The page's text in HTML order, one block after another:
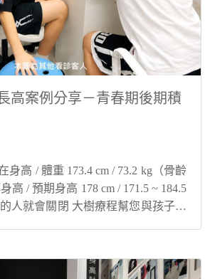
高案例分享－青春期後期積
身高 / 體重 173.4 cm / 73.2 kg（骨齡
高 / 預期身高 178 cm / 171.5 ~ 184.5
人就會關閉 大樹療程幫您與孩子解